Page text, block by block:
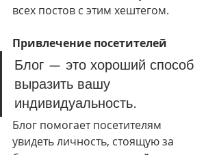
всех постов с этим хештегом.
Привлечение посетителей
Блог — это хороший способ
выразить вашу
индивидуальность.
Блог помогает посетителям
увидеть личность, стоящую за